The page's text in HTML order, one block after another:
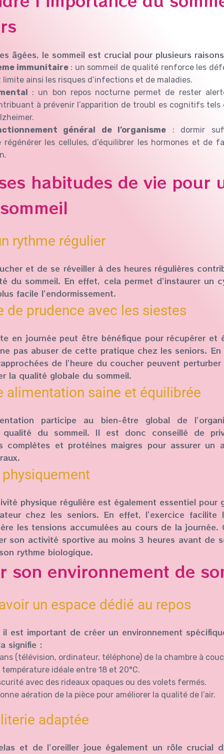
âgées, le sommeil est crucial pour plusieurs
immunitaire: un sommeil de qualité renforce les
limite ainsi les risques d’infections et de maladies.
: un bon repos nocturne permet de rester
à prévenir l’apparition de troubl es cognitifs tels
général de l’organisme : dormir
régénérer les cellules, d’équilibrer les hormones et de
habitudes de vie pour
rythme régulier
et de se réveiller à des heures régulières
du sommeil. En effet, cela permet d’instaurer un
facile l’endormissement.
de prudence avec les siestes
en journée peut être bénéfique pour récupérer et
pas abuser de cette pratique chez les seniors.
de l’heure du coucher peuvent perturber
la qualité globale du sommeil.
alimentation saine et équilibrée
participe au bien-être global de
qualité du sommeil. Il est donc conseillé de
complètes et protéines maigres pour assurer un
physique régulière est également essentiel pour
chez les seniors. En effet, l’exercice facilite
les tensions accumulées au cours de la journée.
son activité sportive au moins 3 heures avant de
rythme biologique.
son environnement de
un espace dédié au repos
est important de créer un environnement
signifie :
(télévision, ordinateur, téléphone) de la chambre à
idéale entre 18 et 20°C.
avec des rideaux opaques ou des volets fermés.
aération de la pièce pour améliorer la qualité de l’air.
adaptée
et de l’oreiller joue également un rôle crucial